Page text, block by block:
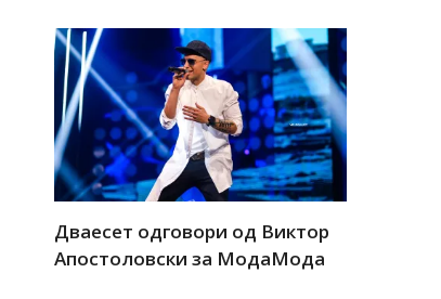
Дваесет одговори од Виктор
Апостоловски за МодаМода